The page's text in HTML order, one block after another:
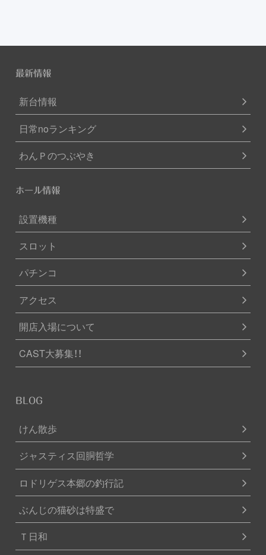
最新情報
新台情報
日常noランキング
わんＰのつぶやき
ホール情報
設置機種
スロット
パチンコ
アクセス
開店入場について
CAST大募集！！
BLOG
けん散歩
ジャスティス回胴哲学
ロドリゲス本郷の釣行記
ぶんじの猫砂は特盛で
Ｔ日和